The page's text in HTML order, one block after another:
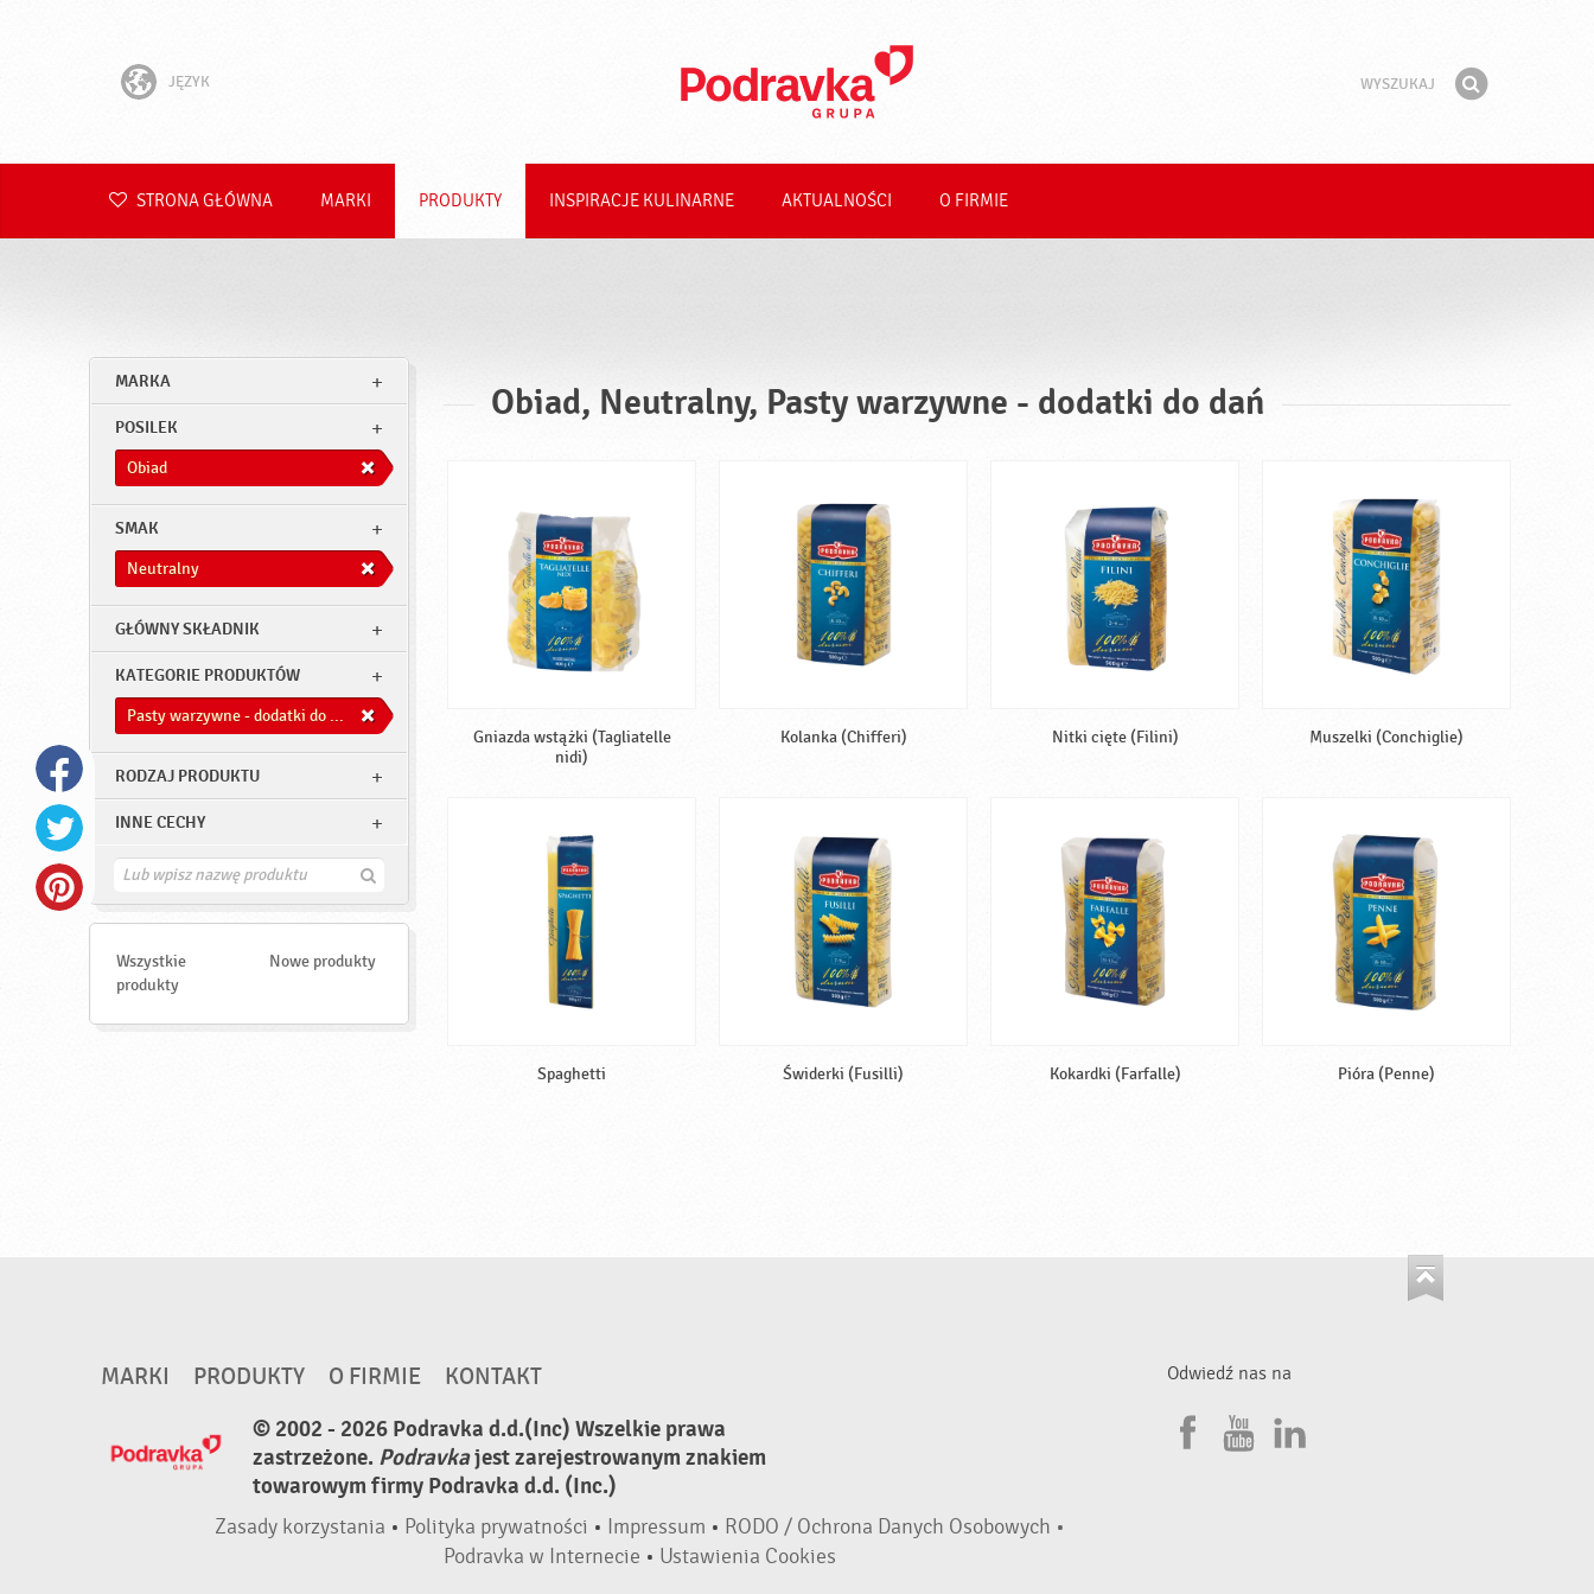
JĘZYK
Hrvatski
Română
Deutsch
STRONA GŁÓWNA MARKI PRODUKTY INSPIRACJE KULINARNE AKTUALNOŚCI O FIRMIE
MARKA
POSILEK
Obiad
SMAK
Neutralny
GŁÓWNY SKŁADNIK
KATEGORIE PRODUKTÓW
Pasty warzywne - dodatki do dań
RODZAJ PRODUKTU
INNE CECHY
Z
d
Wszystkie
produkty
Nowe produkty
Obiad, Neutralny, Pasty warzywne - dodatki do dań
Gniazda wstążki (Tagliatelle
nidi)
Kolanka (Chifferi) Nitki cięte (Filini) Muszelki (Conchiglie)
Spaghetti Świderki (Fusilli) Kokardki (Farfalle) Pióra (Penne)
MARKI PRODUKTY O FIRMIE
KONTAKT
© 2002 - 2026 Podravka d.d.(Inc) Wszelkie prawa
zastrzeżone. Podravkajest zarejestrowanym znakiem
towarowym firmy Podravka d.d. (Inc.)
Zasady korzystania • Polityka prywatności • Impressum • RODO / Ochrona Danych Osobowych •
Podravka w Internecie • Ustawienia Cookies
Odwiedź nas na